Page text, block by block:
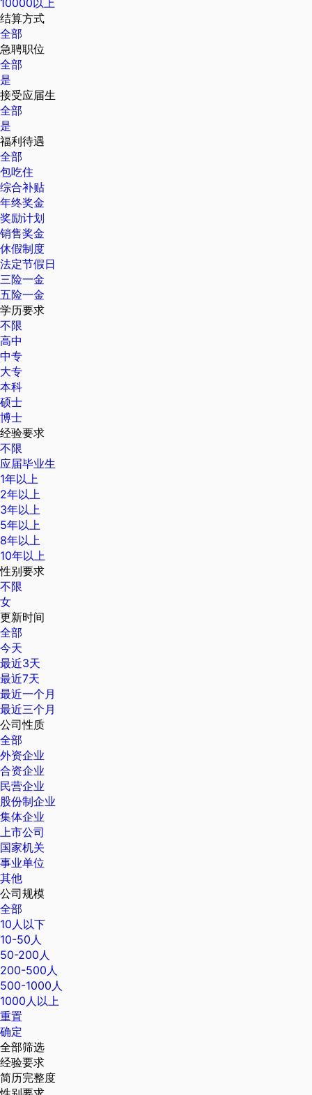
10000以上
结算方式
全部
急聘职位
全部
是
接受应届生
全部
是
福利待遇
全部
包吃住
综合补贴
年终奖金
奖励计划
销售奖金
休假制度
法定节假日
三险一金
五险一金
学历要求
不限
高中
中专
大专
本科
硕士
博士
经验要求
不限
应届毕业生
1年以上
2年以上
3年以上
5年以上
8年以上
10年以上
性别要求
不限
女
更新时间
全部
今天
最近3天
最近7天
最近一个月
最近三个月
公司性质
全部
外资企业
合资企业
民营企业
股份制企业
集体企业
上市公司
国家机关
事业单位
其他
公司规模
全部
10人以下
10-50人
50-200人
200-500人
500-1000人
1000人以上
重置
确定
全部筛选
经验要求
简历完整度